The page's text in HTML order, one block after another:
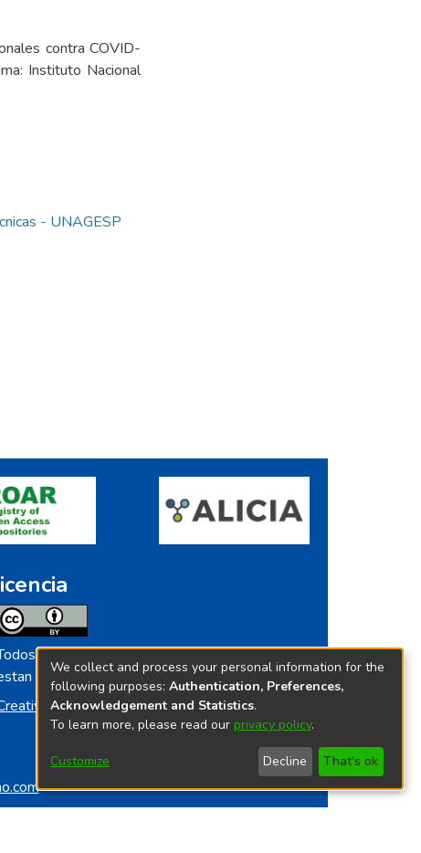
contra COVID-
Instituto Nacional
- UNAGESP
los contenidos de repositorio.ins.gob.pe
licenciados bajo
Commoms License
We collect and process your personal information for the
following purposes: Authentication, Preferences,
Acknowledgement and Statistics.
To learn more, please read our privacy policy.
Customize Decline That's ok